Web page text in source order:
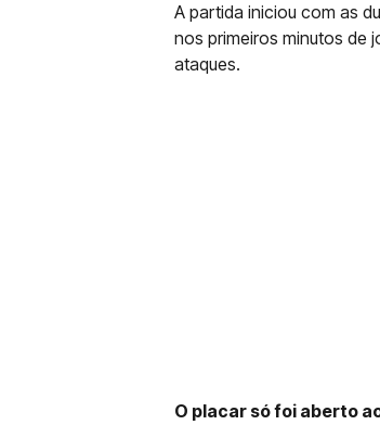
A partida iniciou com as
nos primeiros minutos de
ataques.
O placar só foi aberto